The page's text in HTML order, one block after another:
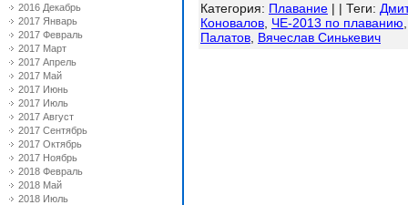
2016 Декабрь
2017 Январь
2017 Февраль
2017 Март
2017 Апрель
2017 Май
2017 Июнь
2017 Июль
2017 Август
2017 Сентябрь
2017 Октябрь
2017 Ноябрь
2018 Февраль
2018 Май
2018 Июль
Категория: Плавание | | Теги:
Коновалов ЧЕ-2013 по плаванию
Палатов Вячеслав Синькевич